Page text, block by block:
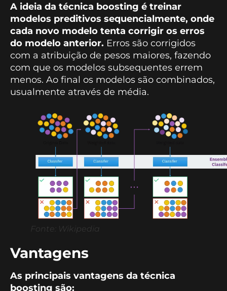
A ideia da técnica boosting é treinar
modelos preditivos sequencialmente, onde
cada novo modelo tenta corrigir os erros
do modelo anterior. Erros são corrigidos
com a atribuição de pesos maiores, fazendo
com que os modelos subsequentes errem
menos. Ao final os modelos são combinados,
usualmente através de média.
Fonte: Wikipedia
Vantagens
As principais vantagens da técnica
boosting são: